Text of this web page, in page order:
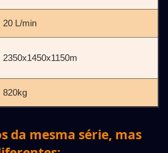
20 L/min
2350x1450x1150m
820kg
da mesma série, mas